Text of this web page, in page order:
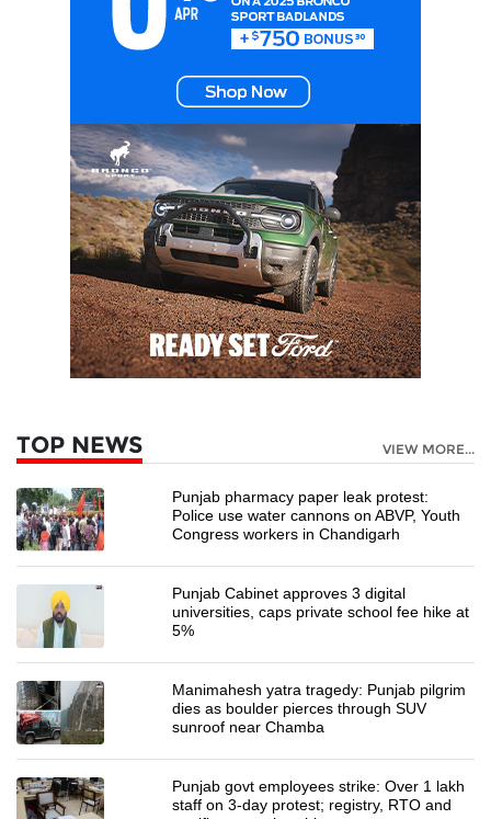
TOP NEWS VIEW MORE...
Punjab pharmacy paper leak protest:
Police use water cannons on ABVP, Youth
Congress workers in Chandigarh
Punjab Cabinet approves 3 digital
universities, caps private school fee hike at
5%
Manimahesh yatra tragedy: Punjab pilgrim
dies as boulder pierces through SUV
sunroof near Chamba
Punjab govt employees strike: Over 1 lakh
staff on 3-day protest; registry, RTO and